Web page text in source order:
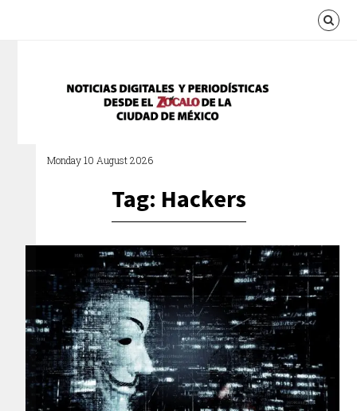
Monday 10 August 2026
Tag: Hackers